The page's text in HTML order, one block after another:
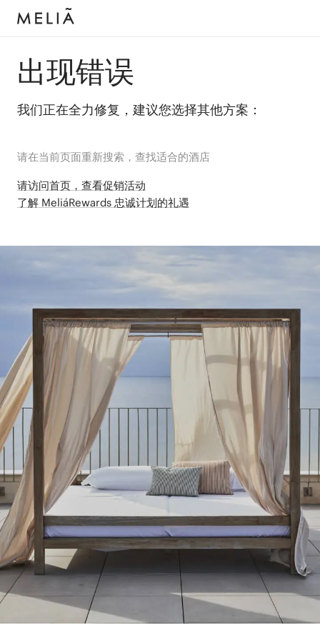
出现错误
我们正在全力修复，建议您选择其他方案：
请在当前页面重新搜索，查找适合的酒店
请访问首页，查看促销活动
了解 MeliáRewards 忠诚计划的礼遇